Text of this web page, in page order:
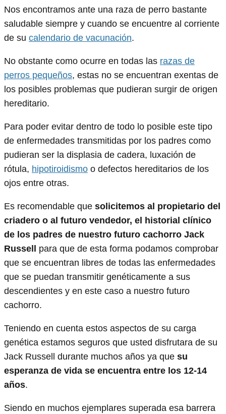
Nos encontramos ante una raza de perro bastante
saludable siempre y cuando se encuentre al corriente
de su calendario de vacunación.
No obstante como ocurre en todas las razas de
perros pequeños, estas no se encuentran exentas de
los posibles problemas que pudieran surgir de origen
hereditario.
Para poder evitar dentro de todo lo posible este tipo
de enfermedades transmitidas por los padres como
pudieran ser la displasia de cadera, luxación de
rótula, hipotiroidismo o defectos hereditarios de los
ojos entre otras.
Es recomendable que solicitemos al propietario del
criadero o al futuro vendedor, el historial clínico
de los padres de nuestro futuro cachorro Jack
Russell
para que de esta forma podamos comprobar
que se encuentran libres de todas las enfermedades
que se puedan transmitir genéticamente a sus
descendientes y en este caso a nuestro futuro
cachorro.
Teniendo en cuenta estos aspectos de su carga
genética estamos seguros que usted disfrutara de su
Jack Russell durante muchos años ya que su
esperanza de vida se encuentra entre los 12-14
años.
Siendo en muchos ejemplares superada esa barrera